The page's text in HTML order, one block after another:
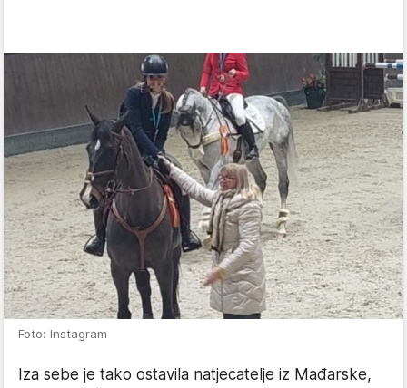
Foto: Instagram
Iza sebe je tako ostavila natjecatelje iz Mađarske,